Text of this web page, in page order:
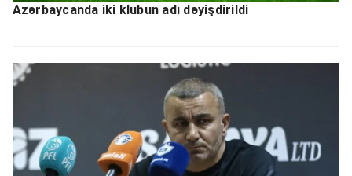
Azərbaycanda iki klubun adı dəyişdirildi